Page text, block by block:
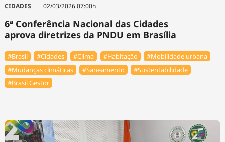
CIDADES 02/03/2026 07:00h
6ª Conferência Nacional das Cidades
aprova diretrizes da PNDU em Brasília
#Brasil #Cidades #Clima #Habitação
#Mobilidade urbana
#Mudanças climáticas
#Saneamento
#Sustentabilidade
#Brasil Gestor